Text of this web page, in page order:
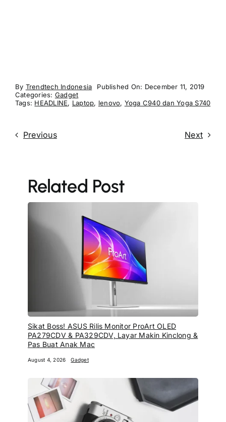
By Trendtech Indonesia
Published On: December 11, 2019
Categories: Gadget
Tags: HEADLINE, Laptop, lenovo, Yoga C940 dan Yoga S740
Previous Next
Related Post
Sikat Boss! ASUS Rilis Monitor ProArt OLED
PA279CDV & PA329CDV, Layar Makin Kinclong &
Pas Buat Anak Mac
August 4, 2026 Gadget